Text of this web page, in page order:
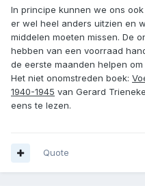
In principe kunnen we ons
er wel heel anders uitzien en
middelen moeten missen. De
hebben van een voorraad
de eerste maanden helpen
Het niet onomstreden boek:
1940-1945 van Gerard
eens te lezen.
Quote